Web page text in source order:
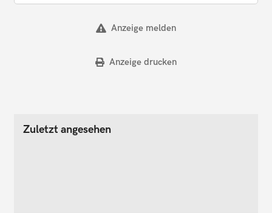
Anzeige melden
Anzeige drucken
Zuletzt angesehen